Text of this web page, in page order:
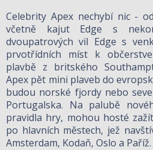
Celebrity Apex nechybí nic -
včetně kajut Edge s
dvoupatrových vil Edge s
prvotřídních míst k
plavbě z britského
Apex pět mini plaveb do
budou norské fjordy nebo
Portugalska. Na palubě
pravidla hry, mohou hosté
po hlavních městech, jež
Amsterdam, Kodaň, Oslo a Paříž.